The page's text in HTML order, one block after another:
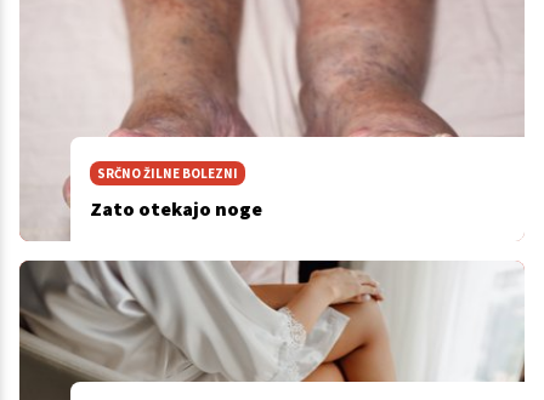
SRČNO ŽILNE BOLEZNI
Zato otekajo noge